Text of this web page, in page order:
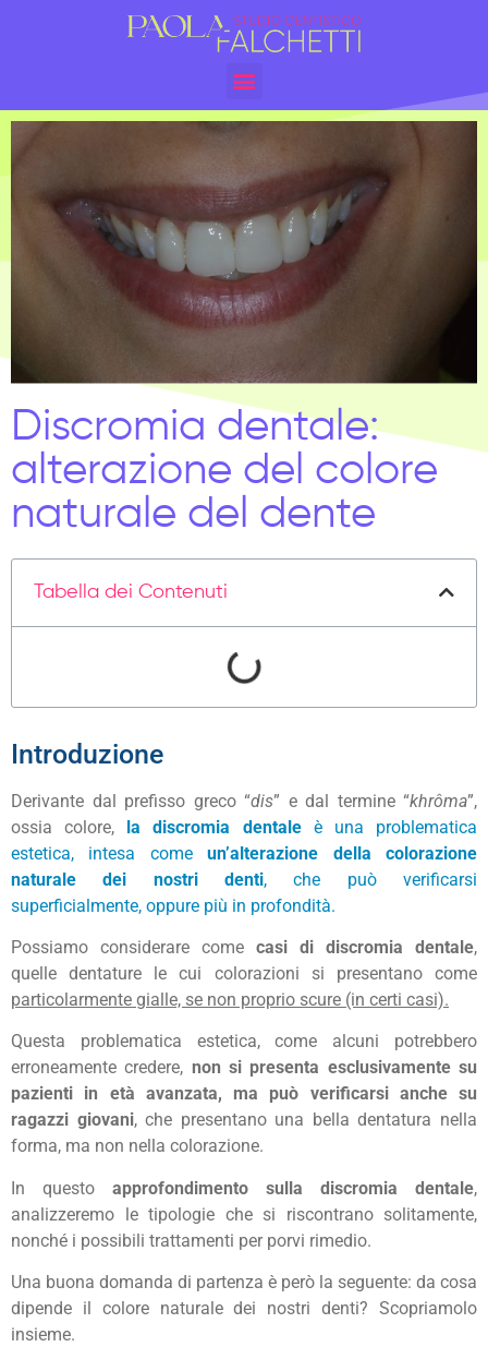
Discromia dentale:
alterazione del colore
naturale del dente
Tabella dei Contenuti
Introduzione
Derivante dal prefisso greco “dis” e dal termine “khrôma”,
ossia colore, la discromia dentaleè una problematica
estetica, intesa comeun’alterazione della colorazione
naturale dei nostri denti, che può verificarsi
superficialmente, oppure più in profondità.
Possiamo considerare come casi di discromia dentale,
quelle dentature le cui colorazioni si presentano come
particolarmente gialle, se non proprio scure (in certi casi).
Questa problematica estetica, come alcuni potrebbero
erroneamente credere, non si presenta esclusivamente su
pazienti in età avanzata, ma può verificarsi anche su
ragazzi giovani, che presentano una bella dentatura nella
forma, ma non nella colorazione.
In questo approfondimento sulla discromia dentale,
analizzeremo le tipologie che si riscontrano solitamente,
nonché i possibili trattamenti per porvi rimedio.
Una buona domanda di partenza è però la seguente: da cosa
dipende il colore naturale dei nostri denti? Scopriamolo
insieme.